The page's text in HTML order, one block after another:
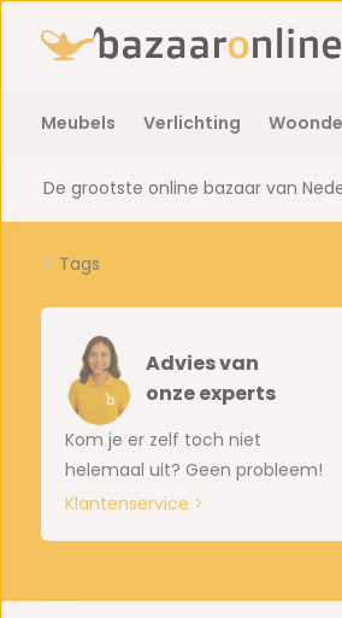
Meubels Verlichting
De grootste online bazaar van
Tags
Advies van
onze experts
Kom je er zelf toch niet
helemaal uit? Geen probleem!
Klantenservice >